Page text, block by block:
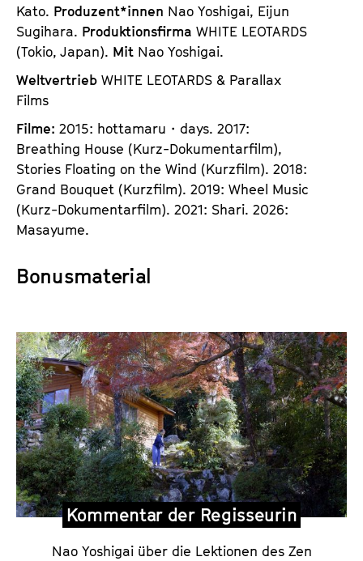
Kato. Produzent*innen Nao Yoshigai, Eijun
Sugihara. Produktionsfirma WHITE LEOTARDS
(Tokio, Japan). Mit Nao Yoshigai.
Weltvertrieb WHITE LEOTARDS & Parallax
Films
Filme: 2015: hottamaru・days. 2017:
Breathing House (Kurz-Dokumentarfilm),
Stories Floating on the Wind (Kurzfilm). 2018:
Grand Bouquet (Kurzfilm). 2019: Wheel Music
(Kurz-Dokumentarfilm). 2021: Shari. 2026:
Masayume.
Bonusmaterial
I
n
t
e
r
v
i
e
w
Kommentar der Regisseurin
Nao Yoshigai über die Lektionen des Zen